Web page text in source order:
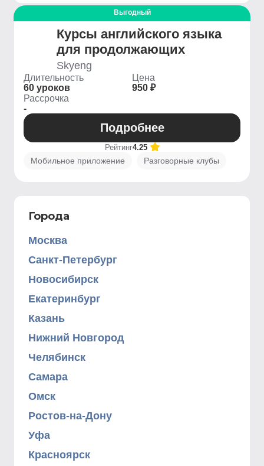
Выгодный
Курсы английского языка
для продолжающих
Skyeng
Длительность
60 уроков
Цена
950 ₽
Рассрочка
-
Подробнее
Рейтинг4.25
Мобильное приложение Разговорные клубы
Города
Москва
Санкт-Петербург
Новосибирск
Екатеринбург
Казань
Нижний Новгород
Челябинск
Самара
Омск
Ростов-на-Дону
Уфа
Красноярск